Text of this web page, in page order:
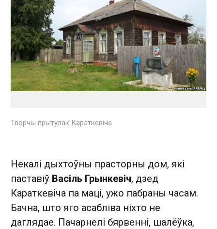
Творчы прытулак Караткевіча
Некалі дыхтоўны прасторны дом, які
паставіў Васіль Грынкевіч, дзед
Караткевіча па маці, ужо пабраны часам.
Бачна, што яго асабліва ніхто не
даглядае. Пачарнелі бярвенні, шалёўка,